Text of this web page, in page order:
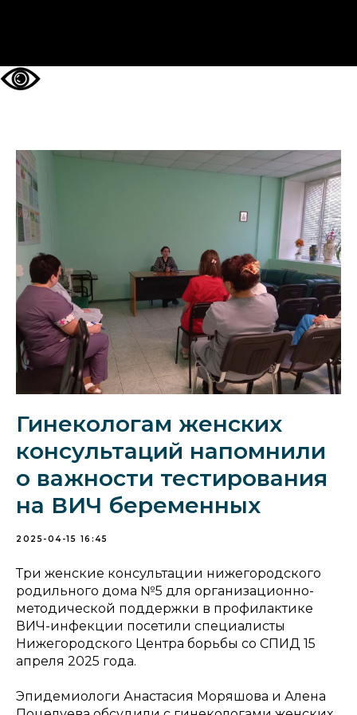
Гинекологам женских
консультаций напомнили
о важности тестирования
на ВИЧ беременных
2025-04-15 16:45
Три женские консультации нижегородского
родильного дома №5 для организационно-
методической поддержки в профилактике
ВИЧ-инфекции посетили специалисты
Нижегородского Центра борьбы со СПИД 15
апреля 2025 года.
Эпидемиологи Анастасия Моряшова и Алена